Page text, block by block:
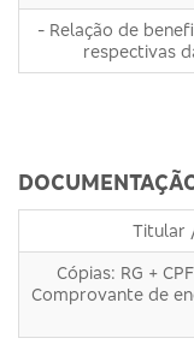
- Relação de
respectivas
Titular
Cópias: RG +
Comprovante de